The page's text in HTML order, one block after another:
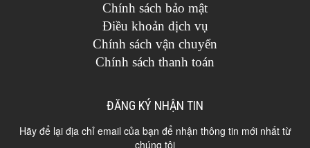
Chính sách bảo mật
Điều khoản dịch vụ
Chính sách vận chuyển
Chính sách thanh toán
ĐĂNG KÝ NHẬN TIN
Hãy để lại địa chỉ email của bạn để nhận thông tin mới nhất từ
chúng tôi